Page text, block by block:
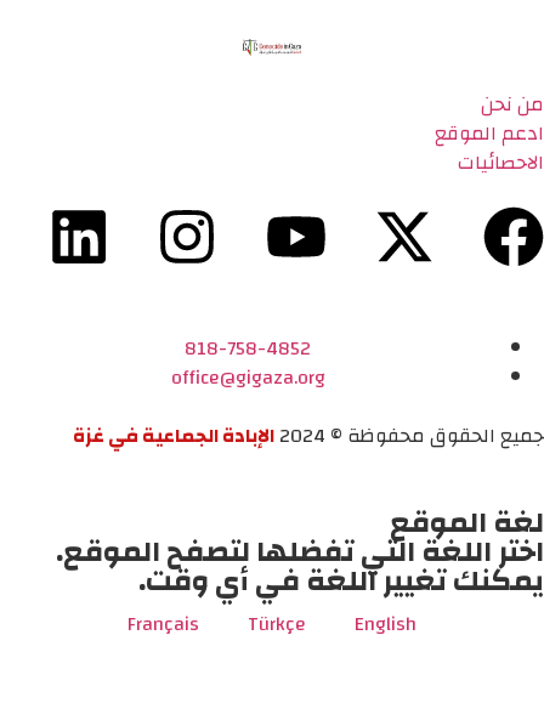
من نحن
ادعم الموقع
الاحصائيات
818-758-4852
office@gigaza.org
جميع الحقوق محفوظة © 2024
الإبادة الجماعية في غزة
لغة الموقع
اختر اللغة التي تفضلها لتصفح الموقع.
يمكنك تغيير اللغة في أي وقت.
English
Türkçe
Français